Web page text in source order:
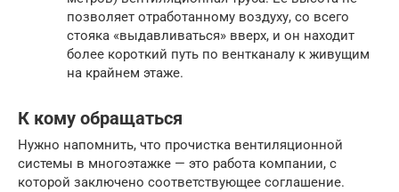
позволяет отработанному воздуху, со всего
стояка «выдавливаться» вверх, и он находит
более короткий путь по вентканалу к живущим
на крайнем этаже.
К кому обращаться
Нужно напомнить, что прочистка вентиляционной
системы в многоэтажке — это работа компании, с
которой заключено соответствующее соглашение.